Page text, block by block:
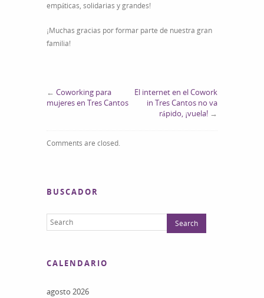
empáticas, solidarias y grandes!
¡Muchas gracias por formar parte de nuestra gran
familia!
← Coworking para
mujeres en Tres Cantos
El internet en el Cowork
in Tres Cantos no va
rápido, ¡vuela! →
Comments are closed.
BUSCADOR
CALENDARIO
agosto 2026